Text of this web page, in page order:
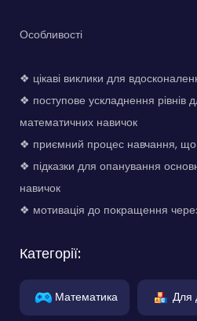
Особливості
❖ цікаві виклики для
❖ поступове ускладнення рівнів
математичних навичок
❖ приємний процес навчання, що
❖ підказки для опанування
навичок
❖ мотивація до покращення
Категорії:
Математика Для